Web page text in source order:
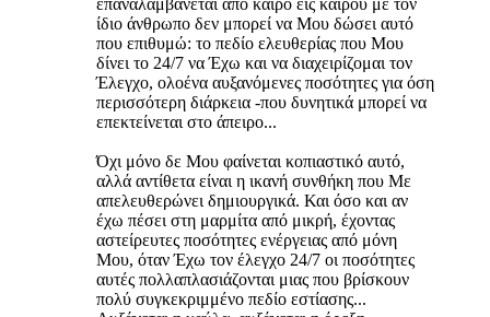
ίδιο άνθρωπο δεν μπορεί να Μου δώσει αυτό
που επιθυμώ: το πεδίο ελευθερίας που Μου
δίνει το 24/7 να Έχω και να διαχειρίζομαι τον
Έλεγχο, ολοένα αυξανόμενες ποσότητες για όση
περισσότερη διάρκεια -που δυνητικά μπορεί να
επεκτείνεται στο άπειρο...
Όχι μόνο δε Μου φαίνεται κοπιαστικό αυτό,
αλλά αντίθετα είναι η ικανή συνθήκη που Με
απελευθερώνει δημιουργικά. Και όσο και αν
έχω πέσει στη μαρμίτα από μικρή, έχοντας
αστείρευτες ποσότητες ενέργειας από μόνη
Μου, όταν Έχω τον έλεγχο 24/7 οι ποσότητες
αυτές πολλαπλασιάζονται μιας που βρίσκουν
πολύ συγκεκριμμένο πεδίο εστίασης...